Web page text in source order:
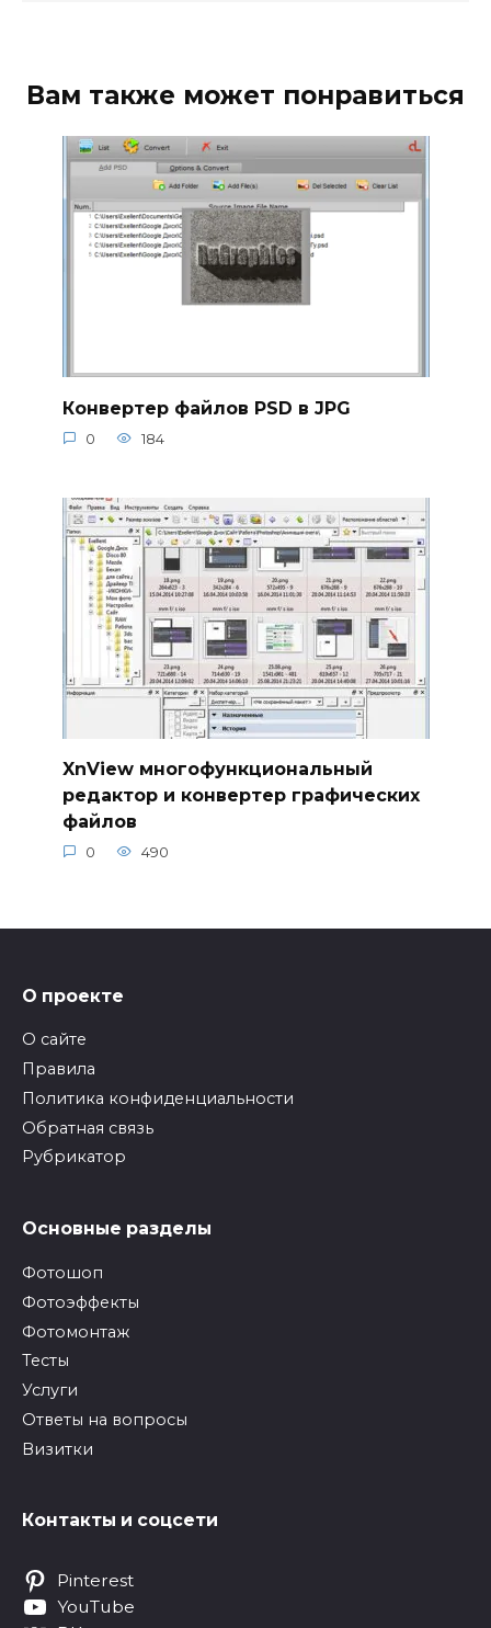
Вам также может понравиться
Конвертер файлов PSD в JPG
0 184
XnView многофункциональный
редактор и конвертер графических
файлов
0 490
О проекте
О сайте
Правила
Политика конфиденциальности
Обратная связь
Рубрикатор
Основные разделы
Фотошоп
Фотоэффекты
Фотомонтаж
Тесты
Услуги
Ответы на вопросы
Визитки
Контакты и соцсети
Pinterest
YouTube